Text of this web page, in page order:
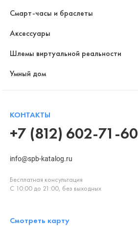
Смарт-часы и браслеты
Аксессуары
Шлемы виртуальной реальности
Умный дом
КОНТАКТЫ
+7 (812) 602-71-60
info@spb-katalog.ru
Бесплатная консультация
С 10:00 до 21:00, без выходных
Смотреть карту